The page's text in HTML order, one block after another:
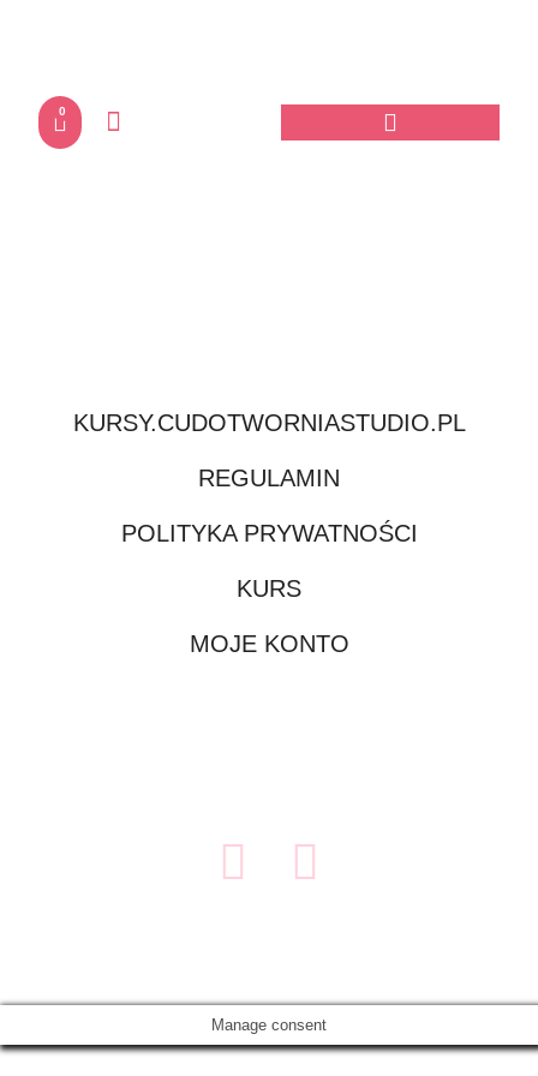
0
KURSY.CUDOTWORNIASTUDIO.PL
REGULAMIN
POLITYKA PRYWATNOŚCI
KURS
MOJE KONTO
Manage consent